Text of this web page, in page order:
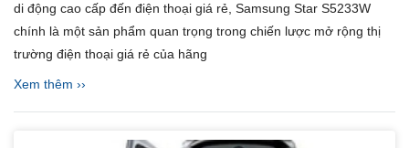
di động cao cấp đến điện thoại giá rẻ, Samsung Star S5233W
chính là một sản phẩm quan trọng trong chiến lược mở rộng thị
trường điện thoại giá rẻ của hãng
Xem thêm ››